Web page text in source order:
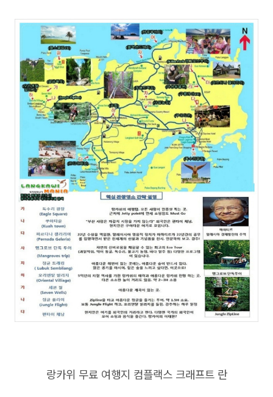
랑카위 무료 여행지 컴플랙스 크래프트 란